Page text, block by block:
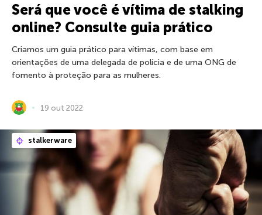
Será que você é vítima de stalking
online? Consulte guia prático
Criamos um guia prático para vítimas, com base em
orientações de uma delegada de polícia e de uma ONG de
fomento à proteção para as mulheres.
19 out 2022
stalkerware